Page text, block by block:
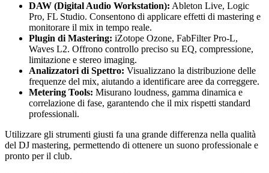
DAW (Digital Audio Workstation): Ableton Live, Logic
Pro, FL Studio. Consentono di applicare effetti di mastering e
monitorare il mix in tempo reale.
Plugin di Mastering: iZotope Ozone, FabFilter Pro-L,
Waves L2. Offrono controllo preciso su EQ, compressione,
limitazione e stereo imaging.
Analizzatori di Spettro: Visualizzano la distribuzione delle
frequenze del mix, aiutando a identificare aree da correggere.
Metering Tools: Misurano loudness, gamma dinamica e
correlazione di fase, garantendo che il mix rispetti standard
professionali.
Utilizzare gli strumenti giusti fa una grande differenza nella qualità
del DJ mastering, permettendo di ottenere un suono professionale e
pronto per il club.